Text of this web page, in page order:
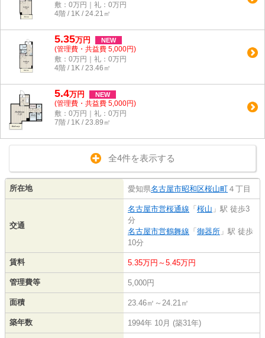
敷：0万円｜礼：0万円
4階 / 1K / 24.21㎡
5.35万円 NEW
(管理費・共益費 5,000円)
敷：0万円｜礼：0万円
4階 / 1K / 23.46㎡
5.4万円 NEW
(管理費・共益費 5,000円)
敷：0万円｜礼：0万円
7階 / 1K / 23.89㎡
全4件を表示する
所在地 愛知県名古屋市昭和区桜山町 ４丁目
交通
名古屋市営桜通線 「 桜山 」駅 徒歩3
分
名古屋市営鶴舞線 「 御器所 」駅 徒歩
10分
賃料 5.35万円～5.45万円
管理費等 5,000円
面積 23.46㎡～24.21㎡
築年数 1994年 10月 (築31年)